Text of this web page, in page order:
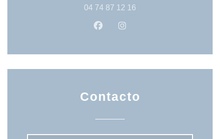
04 74 87 12 16
Facebook ((abre en una
Contacto